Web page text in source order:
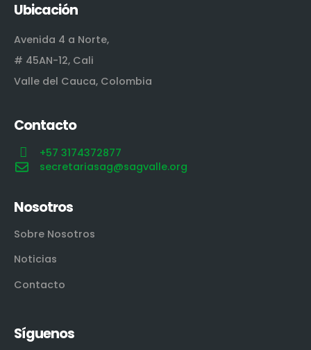
Ubicación
Avenida 4 a Norte,
# 45AN-12, Cali
Valle del Cauca, Colombia
Contacto
+57 3174372877
secretariasag@sagvalle.org
Nosotros
Sobre Nosotros
Noticias
Contacto
Síguenos